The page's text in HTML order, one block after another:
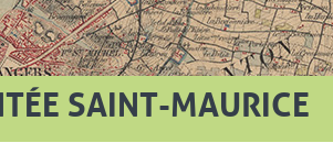
SAINT-MAURICE